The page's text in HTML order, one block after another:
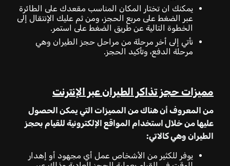
يمكنك ان تختار المكان المناسب مقعدك على الطائرة
عبر الضغط على مربع الحجز، ومن ثم عليك الإنتقال إلى
الخطوة التالية عن طريق الضغط على استمر.
نأتي إلى أخر مرحلة من مراحل حجز الطيران وهي
مرحلة الدفع، وتأكيد الحجز.
مميزات حجز تذاكر الطيران عبر الإنترنت
من المعروف أن هناك من المميزات التي يمكن الحصول
عليها من خلال استخدام المواقع الإلكترونية للقيام بحجز
الطيران وهي كالاتي:
يوفر للكثير من الأشخاص عمل أي مجهود أو إهدار